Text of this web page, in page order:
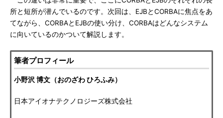
所と短所が潜んでいるのです。次回は、EJBとCORBAに焦点をあ
てながら、CORBAとEJBの使い分け、CORBAはどんなシステム
に向いているのかついて解説します。
筆者プロフィール
小野沢 博文（おのざわ ひろふみ）
日本アイオナテクノロジーズ株式会社